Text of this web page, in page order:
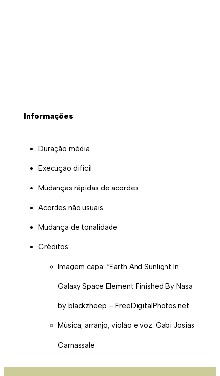
Informações
Duração média
Execução difícil
Mudanças rápidas de acordes
Acordes não usuais
Mudança de tonalidade
Créditos:
Imagem capa: “Earth And Sunlight In
Galaxy Space Element Finished By Nasa
by blackzheep – FreeDigitalPhotos.net
Música, arranjo, violão e voz: Gabi Josias
Carnassale